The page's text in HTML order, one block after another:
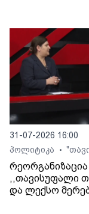
31-07-2026 16:00
პოლიტიკა
•
,,თავისუფალი
და ლექსო